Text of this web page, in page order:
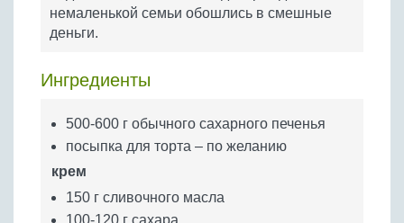
Бобовые
Яйца
немаленькой семьи обошлись в смешные
деньги.
Ингредиенты
500-600 г обычного сахарного печенья
посыпка для торта – по желанию
крем
150 г сливочного масла
100-120 г сахара